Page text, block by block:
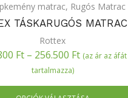
matrac, Rugós Matrac
TÁSKARUGÓS MATRAC
Rottex
Ft– 256.500 Ft (az ár az áfát
tartalmazza)